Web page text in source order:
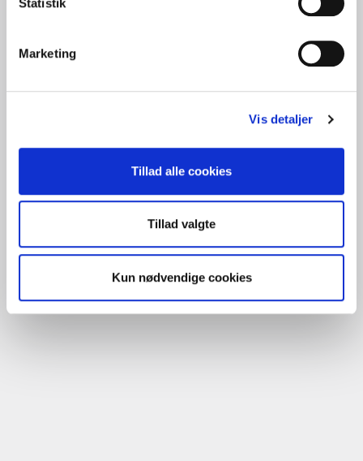
Marketing
Vis detaljer
Tillad alle cookies
Tillad valgte
Kun nødvendige cookies
Torben Juul Pedersen
Intern sælger